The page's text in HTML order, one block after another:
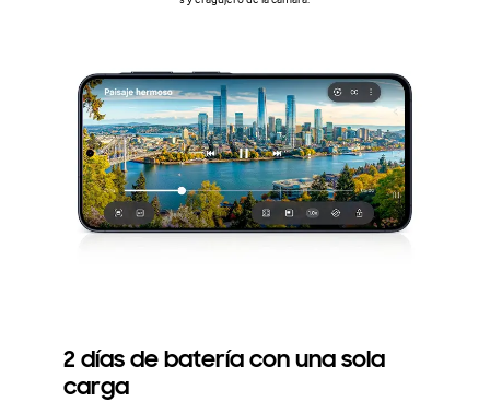
2 días de batería con una sola
carga